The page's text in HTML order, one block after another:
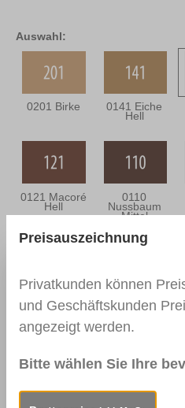
Auswahl:
0201 Birke 0141 Eiche
Hell
0121 Macoré
Hell
0110
Nussbaum
Mittel
0114
Dunkel
0915 Gelb
Preisauszeichnung
Privatkunden können
und Geschäftskunden
angezeigt werden.
Bitte wählen Sie Ihre